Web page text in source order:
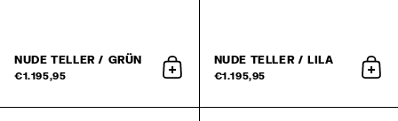
NUDE TELLER / GRÜN
€1.195,95 In den Warenkorb
NUDE TELLER / LILA
€1.195,95 In